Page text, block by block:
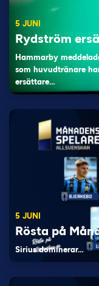
5 JUNI
Rydström
Hammarby
som huvudtränare
ersättare…
5 JUNI
Rösta på
Sirius dominerar…